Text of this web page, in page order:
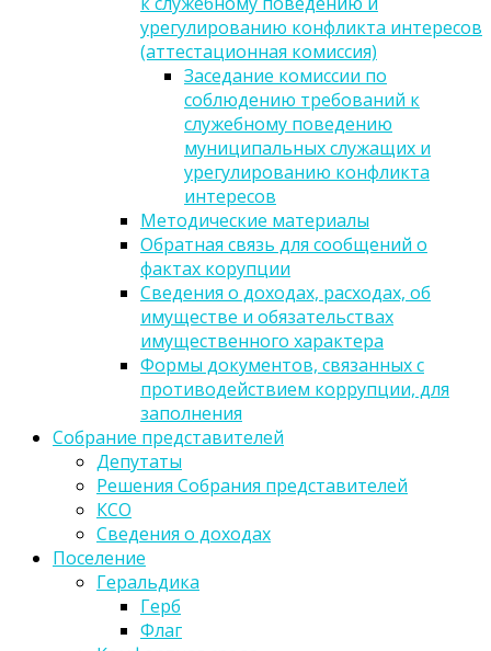
урегулированию конфликта интересов
(аттестационная комиссия)
Заседание комиссии по
соблюдению требований к
служебному поведению
муниципальных служащих и
урегулированию конфликта
интересов
Методические материалы
Обратная связь для сообщений о
фактах корупции
Сведения о доходах, расходах, об
имуществе и обязательствах
имущественного характера
Формы документов, связанных с
противодействием коррупции, для
заполнения
Собрание представителей
Депутаты
Решения Собрания представителей
КСО
Сведения о доходах
Поселение
Геральдика
Герб
Флаг